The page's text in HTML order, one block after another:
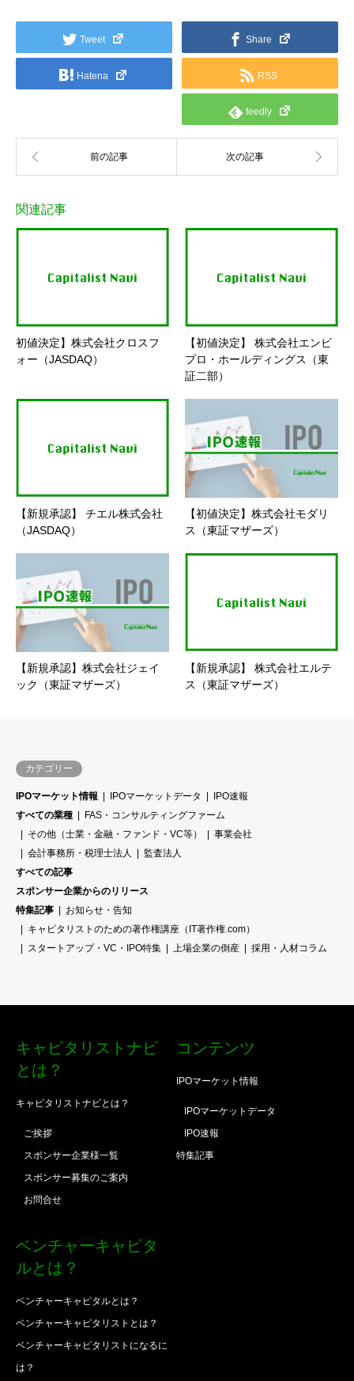
Tweet Share
Hatena RSS
feedly
関連記事
初値決定】株式会社クロスフ
ォー（JASDAQ）
【初値決定】 株式会社エンビ
プロ・ホールディングス（東
証二部）
【新規承認】 チエル株式会社
（JASDAQ）
【初値決定】株式会社モダリ
ス（東証マザーズ）
【新規承認】株式会社ジェイ
ック（東証マザーズ）
【新規承認】 株式会社エルテ
ス（東証マザーズ）
カテゴリー
IPOマーケット情報 IPOマーケットデータ
IPO速報
すべての業種
FAS・コンサルティングファーム
その他（士業・金融・ファンド・VC等）
事業会社
会計事務所・税理士法人
監査法人
すべての記事
スポンサー企業からのリリース
特集記事
お知らせ・告知
キャピタリストのための著作権講座（IT著作権.com）
スタートアップ・VC・IPO特集
上場企業の倒産 採用・人材コラム
キャピタリストナビ
とは？
キャピタリストナビとは？
ご挨拶
スポンサー企業様一覧
スポンサー募集のご案内
お問合せ
コンテンツ
IPOマーケット情報
IPOマーケットデータ
IPO速報
特集記事
ベンチャーキャピタ
ルとは？
ベンチャーキャピタルとは？
ベンチャーキャピタリストとは？
ベンチャーキャピタリストになるに
は？